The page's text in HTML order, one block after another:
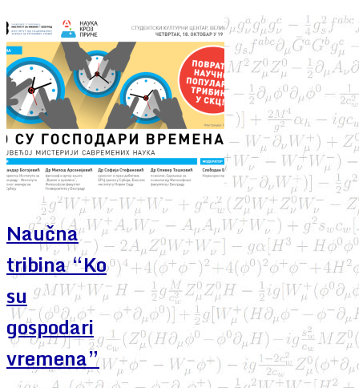
Naučna
tribina “Ko
su
gospodari
vremena”